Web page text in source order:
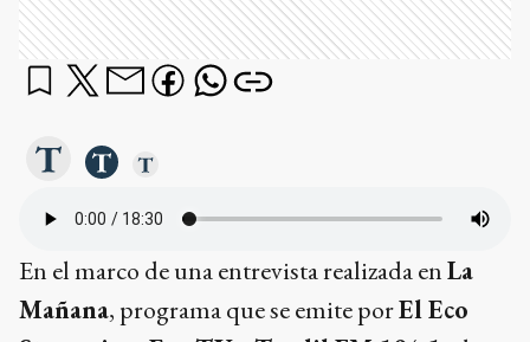
En el marco de una entrevista realizada enLa
Mañana, programa que se emite porEl Eco